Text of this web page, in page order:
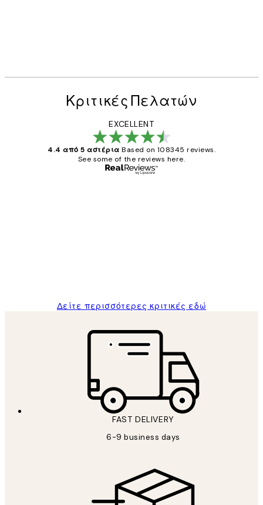
Κριτικές Πελατών
EXCELLENT
4.4 από 5 αστέρια Based on 108345 reviews.
See some of the reviews here.
Δείτε περισσότερες κριτικές εδώ
FAST DELIVERY
6-9 business days